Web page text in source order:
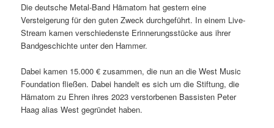
Die deutsche Metal-Band Hämatom hat gestern eine
Versteigerung für den guten Zweck durchgeführt. In einem Live-
Stream kamen verschiedenste Erinnerungsstücke aus ihrer
Bandgeschichte unter den Hammer.
Dabei kamen 15.000 € zusammen, die nun an die West Music
Foundation fließen. Dabei handelt es sich um die Stiftung, die
Hämatom zu Ehren ihres 2023 verstorbenen Bassisten Peter
Haag alias West gegründet haben.